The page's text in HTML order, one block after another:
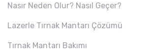
Nasır Neden Olur? Nasıl Geçer?
Lazerle Tırnak Mantarı Çözümü
Tırnak Mantarı Bakımı